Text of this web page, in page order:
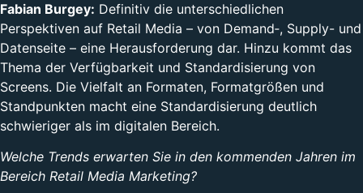
Fabian Burgey: Definitiv die unterschiedlichen
Perspektiven auf Retail Media – von Demand‑, Supply- und
Datenseite – eine Herausforderung dar. Hinzu kommt das
Thema der Verfügbarkeit und Standardisierung von
Screens. Die Vielfalt an Formaten, Formatgrößen und
Standpunkten macht eine Standardisierung deutlich
schwieriger als im digitalen Bereich.
Welche Trends erwarten Sie in den kommenden Jahren im
Bereich Retail Media Marketing?